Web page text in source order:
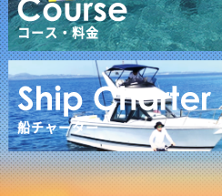
コース・料金
船チャーター